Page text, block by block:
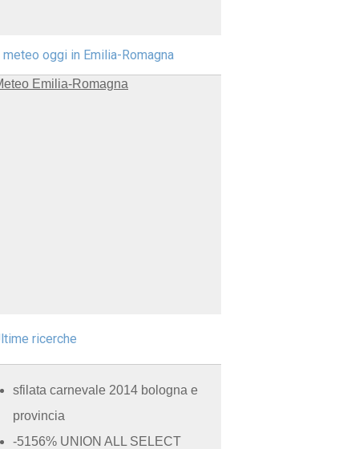
meteo oggi in Emilia-Romagna
ricerche
sfilata carnevale 2014 bologna e
provincia
-5156% UNION ALL SELECT